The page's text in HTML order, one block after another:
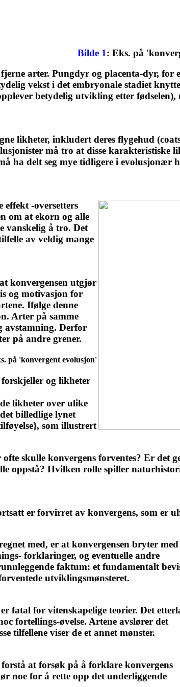
Bilde 1: Eks. på
arter. Pungdyr og placenta-dyr, for
vekst i det embryonale stadiet
betydelig utvikling etter fødselen),
likheter, inkludert deres flygehud
må tro at disse karakteristiske
ha delt seg mye tidligere i evolusjonær
-oversetters
om at ekorn og alle
vanskelig å tro. Det
av veldig mange
konvergensen utgjør
og motivasjon for
Ifølge denne
Arter på samme
avstamning. Derfor
på andre grener.
på 'konvergent evolusjon'
og likheter
likheter over ulike
billedlige lynet
som illustrert
skulle konvergens forventes? Er det
oppstå? Hvilken rolle spiller
er forvirret av konvergens, som er
med, er at konvergensen bryter
forklaringer, og eventuelle andre
faktum: et fundamentalt
utviklingsmønsteret.
fatal for vitenskapelige teorier. Det
fortellings-øvelse. Artene avslører det
tilfellene viser de et annet mønster.
at forsøk på å forklare konvergens
noe for å rette opp det underliggende